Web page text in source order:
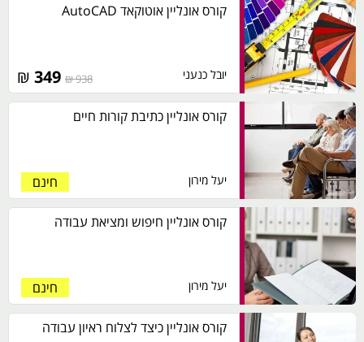
קורס אונליין אוטוקאד AutoCAD
יובל כנעני 938 ₪
₪
קורס אונליין כתיבת קורות חיים
יעל מירון חינם
קורס אונליין חיפוש ומציאת עבודה
יעל מירון חינם
קורס אונליין כיצד לצלוח ראיון עבודה